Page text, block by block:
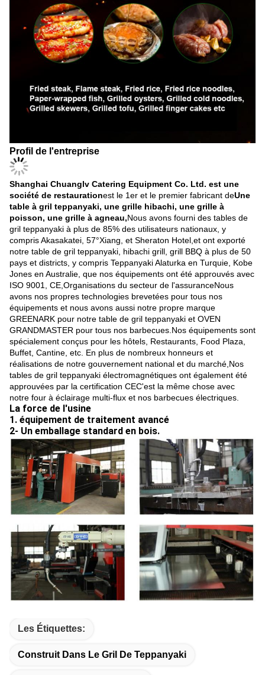
Profil de l'entreprise
Shanghai Chuanglv Catering Equipment Co. Ltd. est une
société de restaurationest le 1er et le premier fabricant deUne
table à gril teppanyaki, une grille hibachi, une grille à
poisson, une grille à agneau,Nous avons fourni des tables de
gril teppanyaki à plus de 85% des utilisateurs nationaux, y
compris Akasakatei, 57°Xiang, et Sheraton Hotel,et ont exporté
notre table de gril teppanyaki, hibachi grill, grill BBQ à plus de 50
pays et districts, y compris Teppanyaki Alaturka en Turquie, Kobe
Jones en Australie, que nos équipements ont été approuvés avec
ISO 9001, CE,Organisations du secteur de l'assuranceNous
avons nos propres technologies brevetées pour tous nos
équipements et nous avons aussi notre propre marque
GREENARK pour notre table de gril teppanyaki et OVEN
GRANDMASTER pour tous nos barbecues.Nos équipements sont
spécialement conçus pour les hôtels, Restaurants, Food Plaza,
Buffet, Cantine, etc. En plus de nombreux honneurs et
réalisations de notre gouvernement national et du marché,Nos
tables de gril teppanyaki électromagnétiques ont également été
approuvées par la certification CEC'est la même chose avec
notre four à éclairage multi-flux et nos barbecues électriques.
La force de l'usine
1. équipement de traitement avancé
2- Un emballage standard en bois.
Les Étiquettes:
Construit Dans Le Gril De Teppanyaki